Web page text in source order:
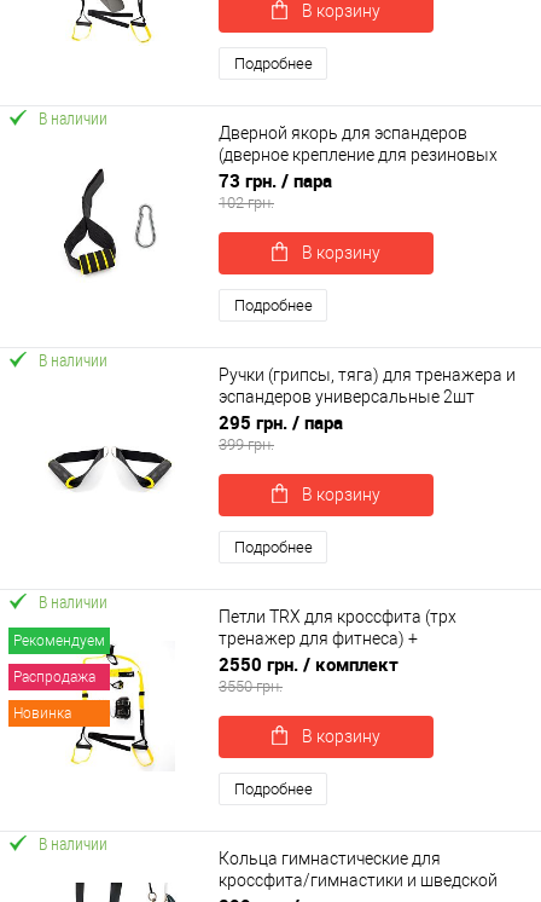
В корзину
Подробнее
В наличии
Дверной якорь для эспандеров
(дверное крепление для резиновых
петель) OSPORT (OF-0293)
73 грн. / пара
102 грн.
В корзину
Подробнее
В наличии
Ручки (грипсы, тяга) для тренажера и
эспандеров универсальные 2шт
OSPORT (OF-0307)
295 грн. / пара
399 грн.
В корзину
Подробнее
Рекомендуем
Распродажа
Новинка
В наличии
Петли TRX для кроссфита (трх
тренажер для фитнеса) +
гравитационные ботинки для турника
OSPORT Set 52 (n-0082)
2550 грн. / комплект
3550 грн.
В корзину
Подробнее
В наличии
Кольца гимнастические для
кроссфита/гимнастики и шведской